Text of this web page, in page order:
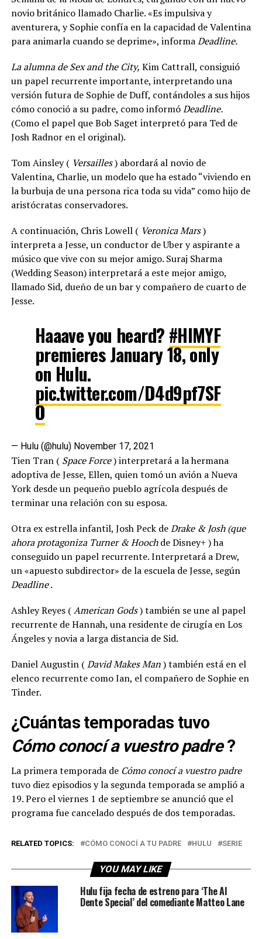
novio británico llamado Charlie. «Es impulsiva y
aventurera, y Sophie confía en la capacidad de Valentina
para animarla cuando se deprime», informaDeadline.
La alumna de Sex and the City, Kim Cattrall, consiguió
un papel recurrente importante, interpretando una
versión futura de Sophie de Duff, contándoles a sus hijos
cómo conoció a su padre, como informóDeadline.
(Como el papel que Bob Saget interpretó para Ted de
Josh Radnor en el original).
Tom Ainsley ( Versailles) abordará al novio de
Valentina, Charlie, un modelo que ha estado “viviendo en
la burbuja de una persona rica toda su vida” como hijo de
aristócratas conservadores.
A continuación, Chris Lowell ( Veronica Mars)
interpreta a Jesse, un conductor de Uber y aspirante a
músico que vive con su mejor amigo. Suraj Sharma
(Wedding Season) interpretará a este mejor amigo,
llamado Sid, dueño de un bar y compañero de cuarto de
Jesse.
Haaave you heard? #HIMYF
premieres January 18, only
on Hulu.
pic.twitter.com/D4d9pf7SF
O
— Hulu (@hulu) November 17, 2021
Tien Tran ( Space Force) interpretará a la hermana
adoptiva de Jesse, Ellen, quien tomó un avión a Nueva
York desde un pequeño pueblo agrícola después de
terminar una relación con su esposa.
Otra ex estrella infantil, Josh Peck deDrake & Josh (que
ahora protagoniza Turner & Hoochde Disney+ ) ha
conseguido un papel recurrente. Interpretará a Drew,
un «apuesto subdirector» de la escuela de Jesse, según
Deadline.
Ashley Reyes (American Gods) también se une al papel
recurrente de Hannah, una residente de cirugía en Los
Ángeles y novia a larga distancia de Sid.
Daniel Augustin (David Makes Man) también está en el
elenco recurrente como Ian, el compañero de Sophie en
Tinder.
¿Cuántas temporadas tuvo
Cómo conocí a vuestro padre?
La primera temporada de Cómo conocí a vuestro padre
tuvo diez episodios y la segunda temporada se amplió a
19. Pero el viernes 1 de septiembre se anunció que el
programa fue cancelado después de dos temporadas.
RELATED TOPICS: CÓMO CONOCÍ A TU PADRE HULU SERIE
YOU MAY LIKE
Hulu fija fecha de estreno para ‘The Al
Dente Special’ del comediante Matteo Lane